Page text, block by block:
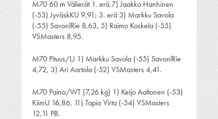
M70 60 m Välierät 1. erä 7) Jaakko Hanhinen
(-53) JyväskKU 9,91; 3. erä 3) Markku Savola
(-55) SavonlRie 8,63, 5) Raimo Koskela (-55)
VSMasters 8,95.
M70 Pituus/LJ 1) Markku Savola (-55) SavonlRie
4,72, 3) Ari Aartola (-52) VSMasters 4,41.
M70 Paino/WT (7,26 kg) 1) Keijo Aaltonen (-53)
KiimU 16,86, 11) Tapio Virta (-54) VSMasters
12,11 PB.